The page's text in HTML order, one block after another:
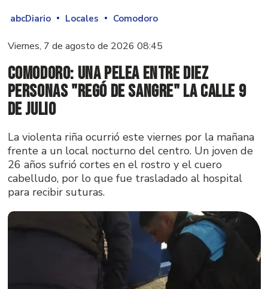
abcDiario Locales Comodoro
Viernes, 7 de agosto de 2026 08:45
Comodoro: una pelea entre diez
personas "regó de sangre" la calle 9
de Julio
La violenta riña ocurrió este viernes por la mañana
frente a un local nocturno del centro. Un joven de
26 años sufrió cortes en el rostro y el cuero
cabelludo, por lo que fue trasladado al hospital
para recibir suturas.